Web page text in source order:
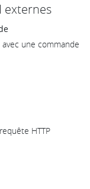
externes
une commande
HTTP